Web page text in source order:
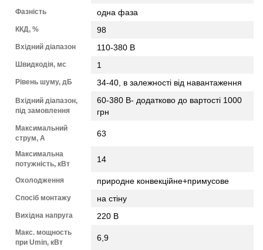
Фазність одна фаза
ККД, % 98
Вхідний діапазон 110-380 В
Швидкодія, мс 1
Рівень шуму, дБ 34-40, в залежності від навантаження
Вхідний діапазон,
під замовлення
60-380 В- додатково до вартості 1000
грн
Максимальний
струм, А
63
Максимальна
потужність, кВт
14
Охолодження природне конвекційне+примусове
Спосіб монтажу на стіну
Вихідна напруга 220 В
Макс. мощность
при Umin, кВт
6,9